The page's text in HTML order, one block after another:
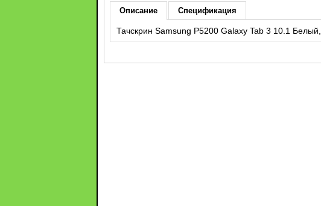
Описание Спецификация
Тачскрин Samsung P5200 Galaxy Tab 3 10.1